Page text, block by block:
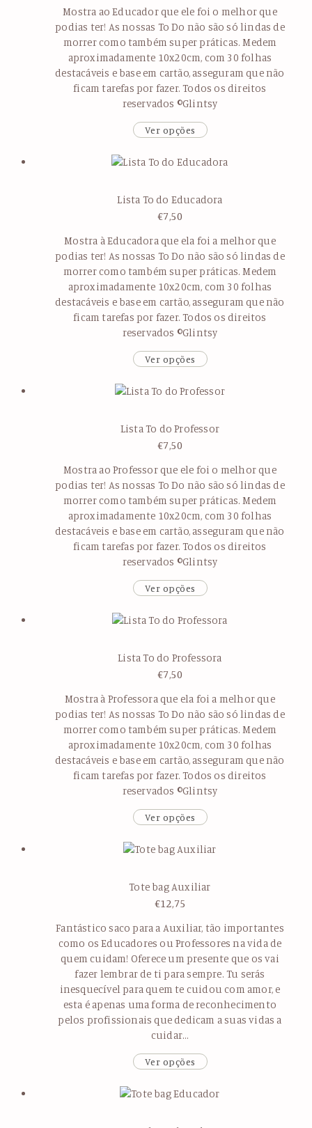
Mostra ao Educador que ele foi o melhor que
podias ter! As nossas To Do não são só lindas de
morrer como também super práticas. Medem
aproximadamente 10x20cm, com 30 folhas
destacáveis e base em cartão, asseguram que não
ficam tarefas por fazer. Todos os direitos
reservados ©Glintsy
Ver opções
Lista To do Educadora
€7,50
Mostra à Educadora que ela foi a melhor que
podias ter! As nossas To Do não são só lindas de
morrer como também super práticas. Medem
aproximadamente 10x20cm, com 30 folhas
destacáveis e base em cartão, asseguram que não
ficam tarefas por fazer. Todos os direitos
reservados ©Glintsy
Ver opções
Lista To do Professor
€7,50
Mostra ao Professor que ele foi o melhor que
podias ter! As nossas To Do não são só lindas de
morrer como também super práticas. Medem
aproximadamente 10x20cm, com 30 folhas
destacáveis e base em cartão, asseguram que não
ficam tarefas por fazer. Todos os direitos
reservados ©Glintsy
Ver opções
Lista To do Professora
€7,50
Mostra à Professora que ela foi a melhor que
podias ter! As nossas To Do não são só lindas de
morrer como também super práticas. Medem
aproximadamente 10x20cm, com 30 folhas
destacáveis e base em cartão, asseguram que não
ficam tarefas por fazer. Todos os direitos
reservados ©Glintsy
Ver opções
Tote bag Auxiliar
€12,75
Fantástico saco para a Auxiliar, tão importantes
como os Educadores ou Professores na vida de
quem cuidam! Oferece um presente que os vai
fazer lembrar de ti para sempre. Tu serás
inesquecível para quem te cuidou com amor, e
esta é apenas uma forma de reconhecimento
pelos profissionais que dedicam a suas vidas a
cuidar…
Ver opções